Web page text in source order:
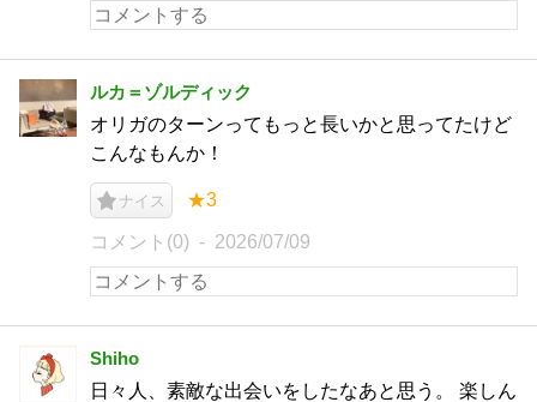
ルカ＝ゾルディック
オリガのターンってもっと長いかと思ってたけど
こんなもんか！
ナイス ★3
コメント(0) 2026/07/09
Shiho
日々人、素敵な出会いをしたなあと思う。 楽しん